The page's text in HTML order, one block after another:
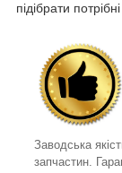
підібрати
Заводська
запчастин.